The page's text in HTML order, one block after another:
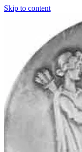
Skip to content